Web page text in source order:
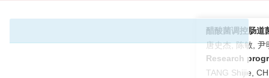
醋酸菌调控肠道
唐史杰, 陈敏, 尹
Research
TANG Shijie,